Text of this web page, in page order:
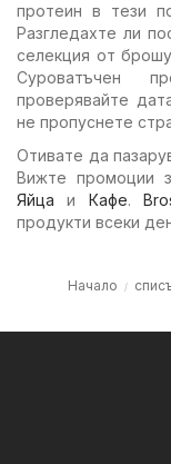
протеин в тези
Разгледахте ли
селекция от
Суроватъчен
проверявайте
не пропуснете
Отивате да
Вижте промоции
Яйца и Кафе.
продукти всеки
Начало